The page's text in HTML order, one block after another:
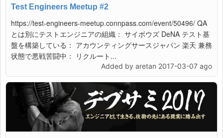
Test Engineers Meetup #2
https://test-engineers-meetup.connpass.com/event/50496/ QA
とは別にテストエンジニアの組織： サイボウズ DeNA テスト基
盤を構築している： アカウンティングサースジャパン 楽天 兼務
状態で悪戦苦闘中： リクルート...
Added by aretan 2017-03-07 ago